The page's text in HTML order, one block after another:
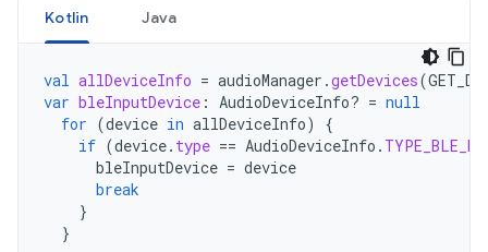
Kotlin Java
val allDeviceInfo = audioManager .getDevices(
var bleInputDevice : AudioDeviceInfo? = null
for (device in allDeviceInfo)
{
if (device. type == AudioDeviceInfo .
bleInputDevice = device
break
}
}